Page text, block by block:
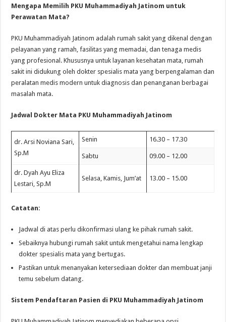
Mengapa Memilih PKU Muhammadiyah Jatinom untuk
Perawatan Mata?
PKU Muhammadiyah Jatinom adalah rumah sakit yang dikenal dengan
pelayanan yang ramah, fasilitas yang memadai, dan tenaga medis
yang profesional. Khususnya untuk layanan kesehatan mata, rumah
sakit ini didukung oleh dokter spesialis mata yang berpengalaman dan
peralatan medis modern untuk diagnosis dan penanganan berbagai
masalah mata.
Jadwal Dokter Mata PKU Muhammadiyah Jatinom
dr. Arsi Noviana Sari,
Sp.M
Senin 16.30 – 17.30
Sabtu 09.00 – 12.00
dr. Dyah Ayu Eliza
Lestari, Sp.M
Selasa, Kamis, Jum’at 13.00 – 15.00
Catatan:
Jadwal di atas perlu dikonfirmasi ulang ke pihak rumah sakit.
Sebaiknya hubungi rumah sakit untuk mengetahui nama lengkap
dokter spesialis mata yang bertugas.
Pastikan untuk menanyakan ketersediaan dokter dan membuat janji
temu sebelum datang.
Sistem Pendaftaran Pasien di PKU Muhammadiyah Jatinom